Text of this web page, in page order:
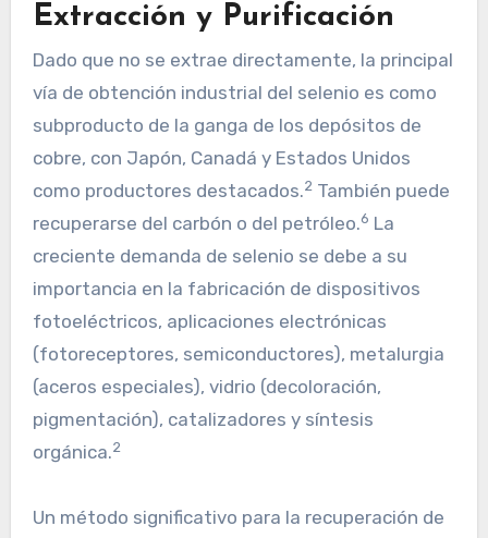
Extracción y Purificación
Dado que no se extrae directamente, la principal
vía de obtención industrial del selenio es como
subproducto de la ganga de los depósitos de
cobre, con Japón, Canadá y Estados Unidos
como productores destacados.2También puede
recuperarse del carbón o del petróleo.6 La
creciente demanda de selenio se debe a su
importancia en la fabricación de dispositivos
fotoeléctricos, aplicaciones electrónicas
(fotoreceptores, semiconductores), metalurgia
(aceros especiales), vidrio (decoloración,
pigmentación), catalizadores y síntesis
orgánica.2
Un método significativo para la recuperación de